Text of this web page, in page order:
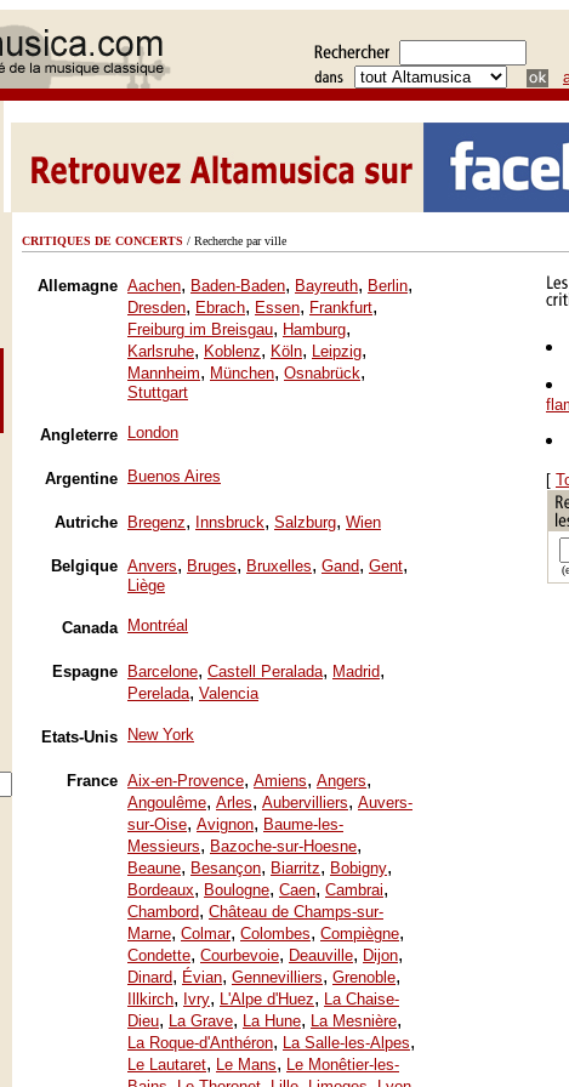
CRITIQUES DE CONCERTS / Recherche par ville
Allemagne Aachen, Baden-Baden, Bayreuth, Berlin,
Dresden, Ebrach, Essen, Frankfurt,
Freiburg im Breisgau, Hamburg,
Karlsruhe, Koblenz, Köln, Leipzig,
Mannheim, München, Osnabrück,
Stuttgart
Angleterre London
Argentine Buenos Aires
Autriche Bregenz, Innsbruck, Salzburg, Wien
Belgique Anvers, Bruges, Bruxelles, Gand, Gent,
Liège
Canada Montréal
Espagne Barcelone, Castell Peralada, Madrid,
Perelada, Valencia
Etats-Unis New York
France Aix-en-Provence, Amiens, Angers,
Angoulême, Arles, Aubervilliers, Auvers-
sur-Oise, Avignon, Baume-les-
Messieurs, Bazoche-sur-Hoesne,
Beaune, Besançon, Biarritz, Bobigny,
Bordeaux, Boulogne, Caen, Cambrai,
Chambord, Château de Champs-sur-
Marne, Colmar, Colombes, Compiègne,
Condette, Courbevoie, Deauville, Dijon,
Dinard, Évian, Gennevilliers, Grenoble,
Illkirch, Ivry, L'Alpe d'Huez, La Chaise-
Dieu, La Grave, La Hune, La Mesnière,
La Roque-d'Anthéron, La Salle-les-Alpes,
Le Lautaret, Le Mans, Le Monêtier-les-
[